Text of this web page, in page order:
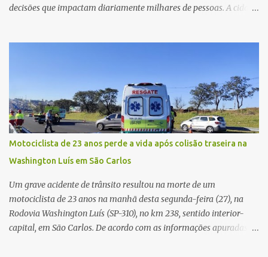
decisões que impactam diariamente milhares de pessoas. A cidade
o Sistema Único de Saúde (SUS). Nos últimos anos, o Governo
Federal tem ampliado investimentos destinados ao fortalecimento
da atenção básica, da infraestrutura hospitalar e da
regionalização dos serviços de saúde. Entretanto, em um cenário
de demandas crescentes e recursos necessariamente limitados, a
principal missão da gestão pública não é apenas investir mais,
mas decidir melhor onde investir para produzir o maior benefício
possível à população. Essa reflexão encontra respaldo tanto na
teoria da admini...
Motociclista de 23 anos perde a vida após colisão traseira na
Washington Luís em São Carlos
Um grave acidente de trânsito resultou na morte de um
motociclista de 23 anos na manhã desta segunda-feira (27), na
Rodovia Washington Luís (SP-310), no km 238, sentido interior-
capital, em São Carlos. De acordo com as informações apuradas no